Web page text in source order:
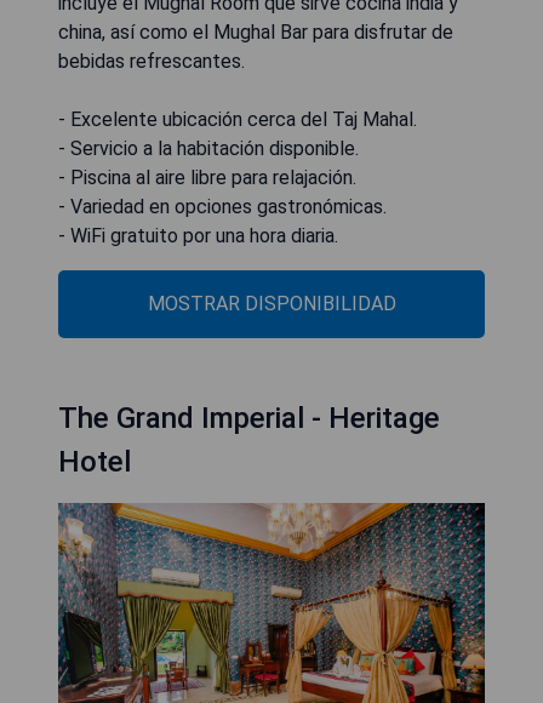
china, así como el Mughal Bar para disfrutar de
bebidas refrescantes.
- Excelente ubicación cerca del Taj Mahal.
- Servicio a la habitación disponible.
- Piscina al aire libre para relajación.
- Variedad en opciones gastronómicas.
- WiFi gratuito por una hora diaria.
MOSTRAR DISPONIBILIDAD
The Grand Imperial - Heritage
Hotel